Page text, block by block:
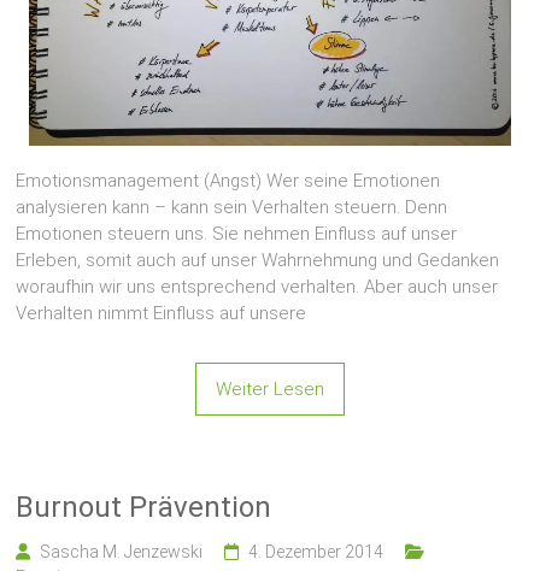
Emotionsmanagement (Angst) Wer seine Emotionen
analysieren kann – kann sein Verhalten steuern. Denn
Emotionen steuern uns. Sie nehmen Einfluss auf unser
Erleben, somit auch auf unser Wahrnehmung und Gedanken
woraufhin wir uns entsprechend verhalten. Aber auch unser
Verhalten nimmt Einfluss auf unsere
Weiter Lesen
Burnout Prävention
Sascha M. Jenzewski
4. Dezember 2014